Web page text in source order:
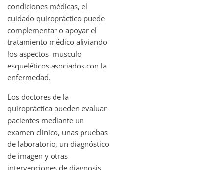
condiciones médicas, el
cuidado quiropráctico puede
complementar o apoyar el
tratamiento médico aliviando
los aspectos musculo
esqueléticos asociados con la
enfermedad.
Los doctores de la
quiropráctica pueden evaluar
pacientes mediante un
examen clínico, unas pruebas
de laboratorio, un diagnóstico
de imagen y otras
intervenciones de diagnosis